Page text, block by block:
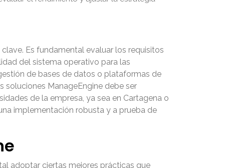
Es fundamental evaluar los requisitos
del sistema operativo para las
de bases de datos o plataformas de
soluciones ManageEngine debe ser
de la empresa, ya sea en Cartagena o
implementación robusta y a prueba de
adoptar ciertas mejores prácticas que